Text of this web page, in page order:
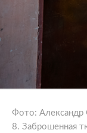
Фото: Александр
8. Заброшенная